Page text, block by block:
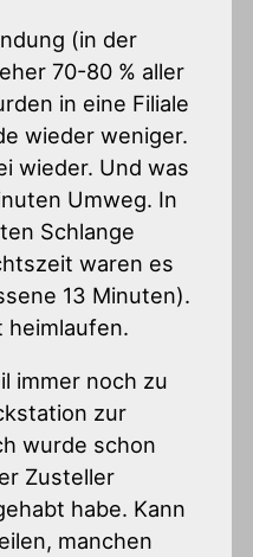
(in der
70-80 % aller
in eine Filiale
wieder weniger.
wieder. Und was
Umweg. In
Schlange
waren es
13 Minuten).
heimlaufen.
immer noch zu
zur
wurde schon
Zusteller
habe. Kann
manchen